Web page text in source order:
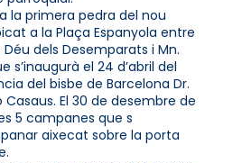
la primera pedra del nou
a la Plaça Espanyola entre
dels Desemparats i Mn.
s’inaugurà el 24 d’abril del
del bisbe de Barcelona Dr.
El 30 de desembre de
5 campanes que s
aixecat sobre la porta